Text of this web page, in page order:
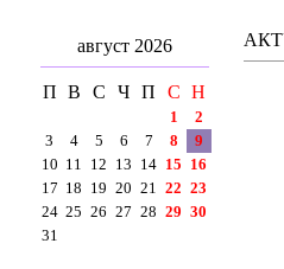
август 2026
П В С Ч П С Н
1
2
3
4 5 6 7 8
9
10 11 12 13 14 15 16
17 18 19 20 21 22 23
24 25 26 27 28 29 30
31